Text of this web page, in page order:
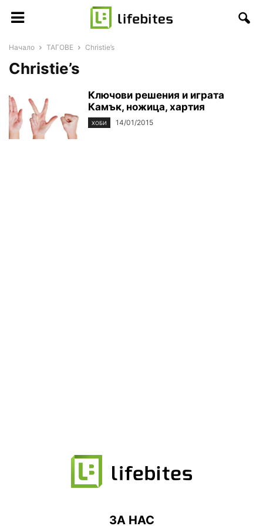
Начало ТАГОВЕ Christie’s
Christie’s
Ключови решения и играта
Камък, ножица, хартия
ХОБИ 14/01/2015
ЗА НАС